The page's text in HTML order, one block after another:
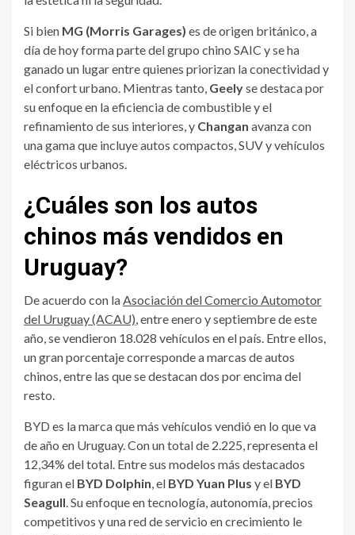
Si bien MG (Morris Garages) es de origen británico, a
día de hoy forma parte del grupo chino SAIC y se ha
ganado un lugar entre quienes priorizan la conectividad y
el confort urbano. Mientras tanto, Geelyse destaca por
su enfoque en la eficiencia de combustible y el
refinamiento de sus interiores, y Changan avanza con
una gama que incluye autos compactos, SUV y vehículos
eléctricos urbanos.
¿Cuáles son los autos
chinos más vendidos en
Uruguay?
De acuerdo con laAsociación del Comercio Automotor
del Uruguay (ACAU), entre enero y septiembre de este
año, se vendieron 18.028 vehículos en el país. Entre ellos,
un gran porcentaje corresponde a marcas de autos
chinos, entre las que se destacan dos por encima del
resto.
BYD es la marca que más vehículos vendió en lo que va
de año en Uruguay. Con un total de 2.225, representa el
12,34% del total. Entre sus modelos más destacados
figuran el BYD Dolphin, el BYD Yuan Plus y el BYD
Seagull. Su enfoque en tecnología, autonomía, precios
competitivos y una red de servicio en crecimiento le